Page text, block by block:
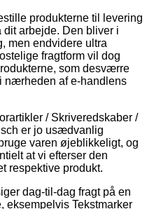
produkterne til levering
dit arbejde. Den bliver i
men endvidere ultra
fragtform vil dog
som desværre
nærheden af e-handlens
/ Skriveredskaber /
er jo usædvanlig
varen øjeblikkeligt, og
at vi efterser den
respektive produkt.
dag-til-dag fragt på en
eksempelvis Tekstmarker